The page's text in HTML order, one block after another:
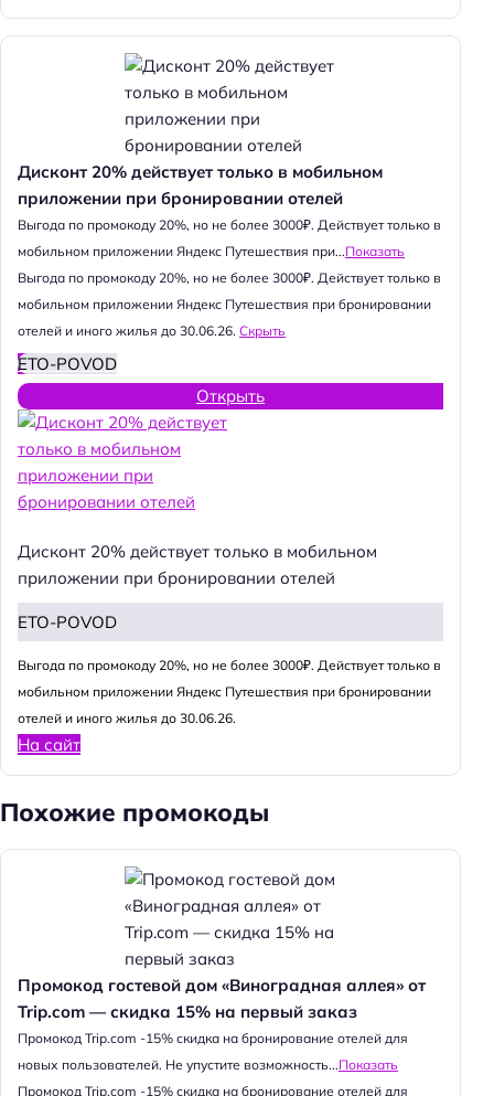
Дисконт 20% действует только в мобильном
приложении при бронировании отелей
Выгода по промокоду 20%, но не более 3000₽. Действует только в
мобильном приложении Яндекс Путешествия при...Показать
Выгода по промокоду 20%, но не более 3000₽. Действует только в
мобильном приложении Яндекс Путешествия при бронировании
отелей и иного жилья до 30.06.26. Скрыть
ETO-POVOD
Открыть
Дисконт 20% действует только в мобильном
приложении при бронировании отелей
ETO-POVOD
Выгода по промокоду 20%, но не более 3000₽. Действует только в
мобильном приложении Яндекс Путешествия при бронировании
отелей и иного жилья до 30.06.26.
На сайт
Похожие промокоды
Промокод гостевой дом «Виноградная аллея» от
Trip.com — скидка 15% на первый заказ
Промокод Trip.com -15% скидка на бронирование отелей для
новых пользователей. Не упустите возможность...Показать
Промокод Trip.com -15% скидка на бронирование отелей для